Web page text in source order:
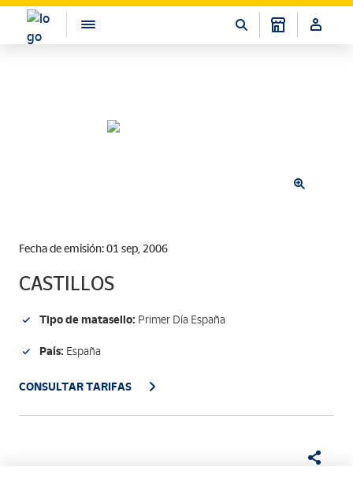
Fecha de emisión: 01 sep, 2006
CASTILLOS
Tipo de matasello: Primer Día España
País: España
CONSULTAR TARIFAS